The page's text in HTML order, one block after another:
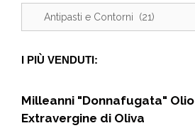
I PIÙ VENDUTI:
Milleanni "Donnafugata" Olio
Extravergine di Oliva